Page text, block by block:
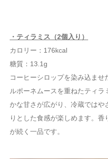
・ティラミス（2個入り）
カロリー：176kcal
糖質：13.1g
コーヒーシロップを染み込ま
ルポーネムースを重ねたティラ
かな甘さが広がり、冷蔵では
りとした食感が楽しめます。
が続く一品です。